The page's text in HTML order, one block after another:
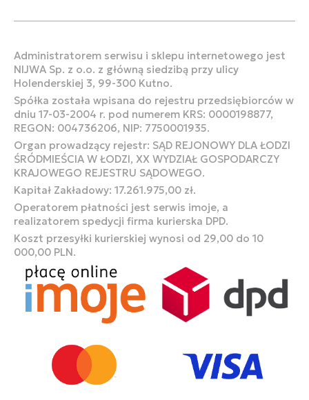
Administratorem serwisu i sklepu internetowego jest
NIJWA Sp. z o.o. z główną siedzibą przy ulicy
Holenderskiej 3, 99-300 Kutno.
Spółka została wpisana do rejestru przedsiębiorców w
dniu 17-03-2004 r. pod numerem KRS: 0000198877,
REGON: 004736206, NIP: 7750001935.
Organ prowadzący rejestr: SĄD REJONOWY DLA ŁODZI
ŚRÓDMIEŚCIA W ŁODZI, XX WYDZIAŁ GOSPODARCZY
KRAJOWEGO REJESTRU SĄDOWEGO.
Kapitał Zakładowy: 17.261.975,00 zł.
Operatorem płatności jest serwis imoje, a
realizatorem spedycji firma kurierska DPD.
Koszt przesyłki kurierskiej wynosi od 29,00 do 10
000,00 PLN.